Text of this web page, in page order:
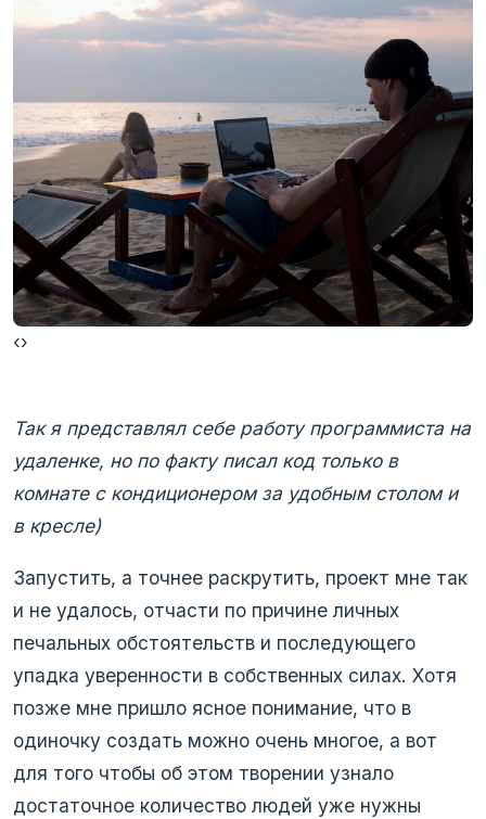
‹›
Так я представлял себе работу программиста на
удаленке, но по факту писал код только в
комнате с кондиционером за удобным столом и
в кресле)
Запустить, а точнее раскрутить, проект мне так
и не удалось, отчасти по причине личных
печальных обстоятельств и последующего
упадка уверенности в собственных силах. Хотя
позже мне пришло ясное понимание, что в
одиночку создать можно очень многое, а вот
для того чтобы об этом творении узнало
достаточное количество людей уже нужны